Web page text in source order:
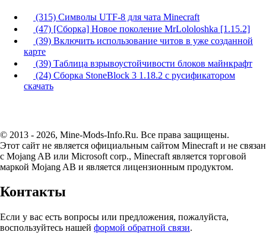
(315) Символы UTF-8 для чата Minecraft
(47) [Сборка] Новое поколение MrLololoshka [1.15.2]
(39) Включить использование читов в уже созданной
карте
(39) Таблица взрывоустойчивости блоков майнкрафт
(24) Сборка StoneBlock 3 1.18.2 с русификатором
скачать
© 2013 - 2026, Mine-Mods-Info.Ru. Все права защищены.
Этот сайт не является официальным сайтом Minecraft и не связан
с Mojang AB или Microsoft corp., Minecraft является торговой
маркой Mojang AB и является лицензионным продуктом.
Контакты
Если у вас есть вопросы или предложения, пожалуйста,
воспользуйтесь нашей формой обратной связи.